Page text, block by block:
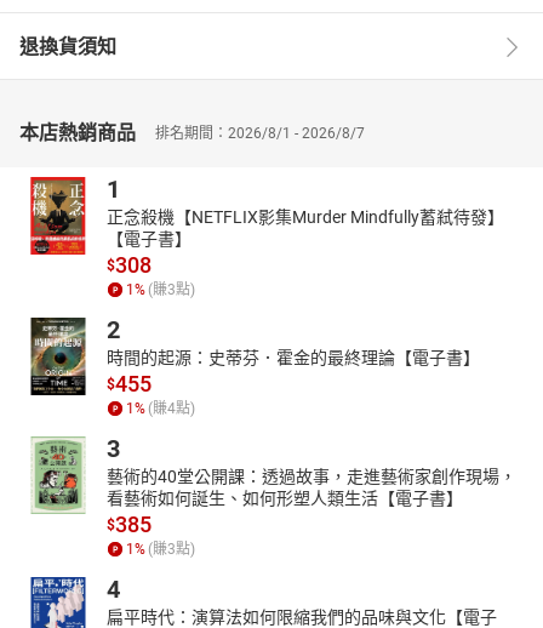
已無法支持經濟的持續繁榮，必須透過提升人力資本來增強國家競
爭力。本書指出優化教育資源配置、提高技術創新能力，將成為推
▎數據與案例：經濟學視角的深入探索
人口政策對經濟發展的影響、人口結構變化對社會支出的挑戰，以
及人工智慧對勞動市場的潛在衝擊。這些實證分析使本書不僅具有
理論深度，更為實用性決策提供了依據。
本書特色：本書探討人口變遷與經濟的相互關係，從婚姻、勞動
力、教育、老齡化等視角揭示生育率下降、高齡化及技術進步對經
濟的影響。作者結合理論與現實，分析邊際效用遞減、人力資本轉
型，提出提升人力資本、完善保障等對策。以經濟學視角清晰呈現
人口與經濟平衡，兼具理論深度和實用價值，是探討經濟轉型的必
退換貨須知
本店熱銷商品 排名期間：2026/8/1 - 2026/8/7
1
正念殺機【NETFLIX影集Murder Mindfully蓄弒待發】
【電子書】
$308
1 % (賺3點)
2
時間的起源：史蒂芬．霍金的最終理論【電子書】
$455
1 % (賺4點)
3
藝術的40堂公開課：透過故事，走進藝術家創作現場，
看藝術如何誕生、如何形塑人類生活【電子書】
$385
1 % (賺3點)
4
扁平時代：演算法如何限縮我們的品味與文化【電子